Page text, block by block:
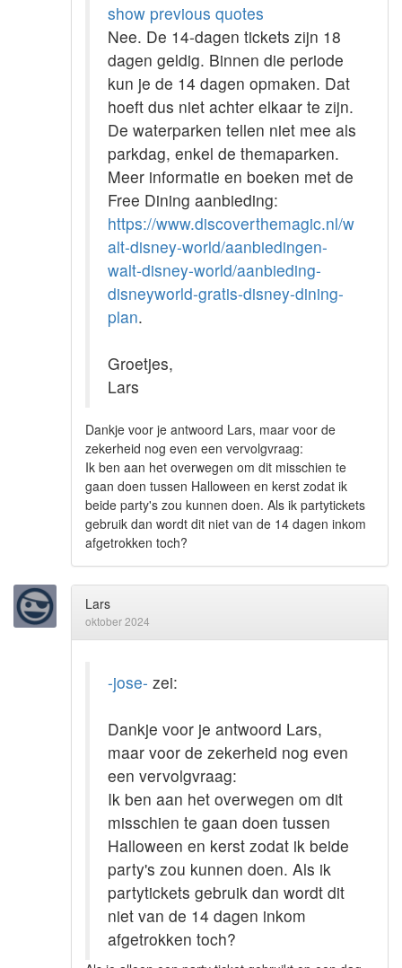
show previous quotes
Nee. De 14-dagen tickets zijn 18
dagen geldig. Binnen die periode
kun je de 14 dagen opmaken. Dat
hoeft dus niet achter elkaar te zijn.
De waterparken tellen niet mee als
parkdag, enkel de themaparken.
Meer informatie en boeken met de
Free Dining aanbieding:
https://www.discoverthemagic.nl/w
alt-disney-world/aanbiedingen-
walt-disney-world/aanbieding-
disneyworld-gratis-disney-dining-
plan.
Groetjes,
Lars
Dankje voor je antwoord Lars, maar voor de
zekerheid nog even een vervolgvraag:
Ik ben aan het overwegen om dit misschien te
gaan doen tussen Halloween en kerst zodat ik
beide party's zou kunnen doen. Als ik partytickets
gebruik dan wordt dit niet van de 14 dagen inkom
afgetrokken toch?
Lars
oktober 2024
-jose- zei:
Dankje voor je antwoord Lars,
maar voor de zekerheid nog even
een vervolgvraag:
Ik ben aan het overwegen om dit
misschien te gaan doen tussen
Halloween en kerst zodat ik beide
party's zou kunnen doen. Als ik
partytickets gebruik dan wordt dit
niet van de 14 dagen inkom
afgetrokken toch?